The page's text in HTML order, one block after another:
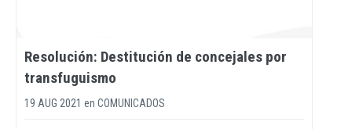
Resolución: Destitución de concejales por
transfuguismo
19 AUG 2021 en COMUNICADOS